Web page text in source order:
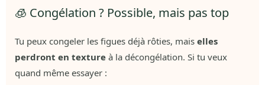
🧊 Congélation ? Possible, mais pas top
Tu peux congeler les figues déjà rôties, mais elles
perdront en texture à la décongélation. Si tu veux
quand même essayer :